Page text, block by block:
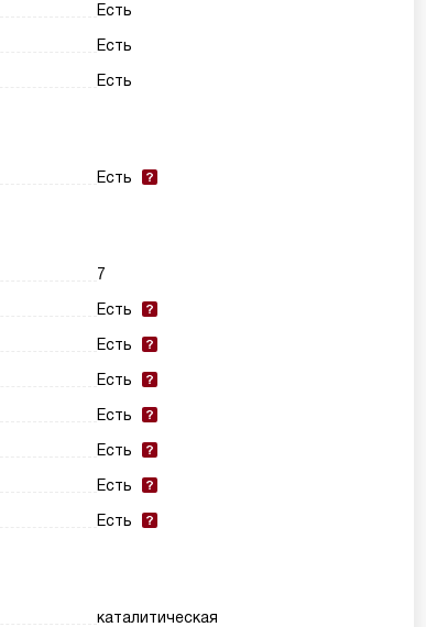
Есть
Есть
Есть
Есть
7
Есть
Есть
Есть
Есть
Есть
Есть
Есть
каталитическая